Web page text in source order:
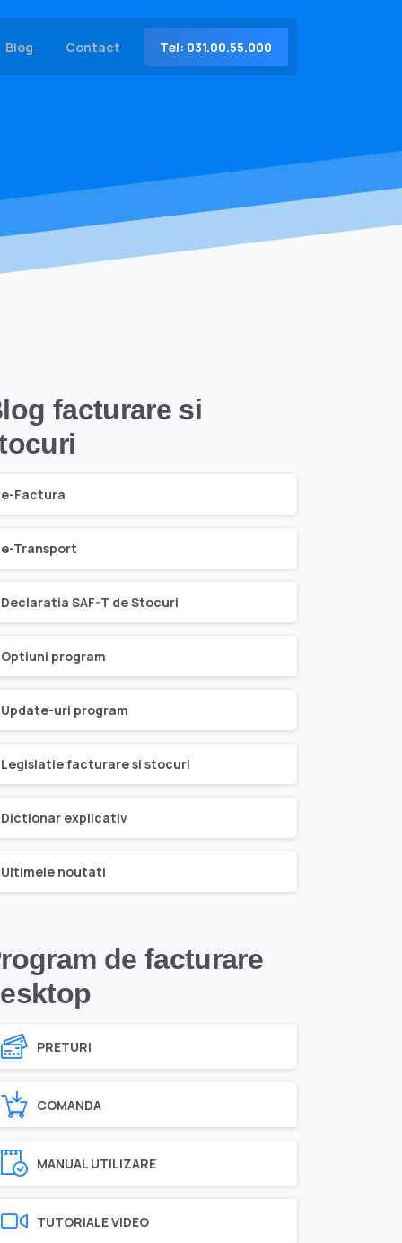
Blog Contact Tel: 031.00.55.000
facturare si
e-Factura
e-Transport
Declaratia SAF-T de Stocuri
Optiuni program
Update-uri program
Legislatie facturare si stocuri
Dictionar explicativ
Ultimele noutati
de facturare
PRETURI
COMANDA
MANUAL UTILIZARE
TUTORIALE VIDEO